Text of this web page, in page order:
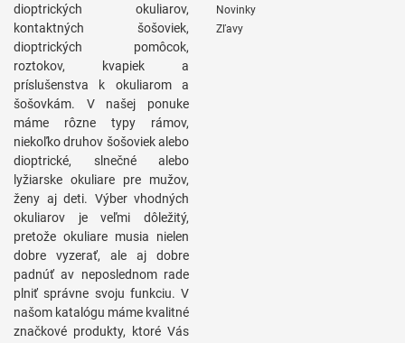
dioptrických okuliarov,
kontaktných šošoviek,
dioptrických pomôcok,
roztokov, kvapiek a
príslušenstva k okuliarom a
šošovkám. V našej ponuke
máme rôzne typy rámov,
niekoľko druhov šošoviek alebo
dioptrické, slnečné alebo
lyžiarske okuliare pre mužov,
ženy aj deti. Výber vhodných
okuliarov je veľmi dôležitý,
pretože okuliare musia nielen
dobre vyzerať, ale aj dobre
padnúť av neposlednom rade
plniť správne svoju funkciu. V
našom katalógu máme kvalitné
značkové produkty, ktoré Vás
Novinky
Zľavy